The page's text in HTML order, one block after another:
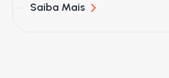
Saiba Mais